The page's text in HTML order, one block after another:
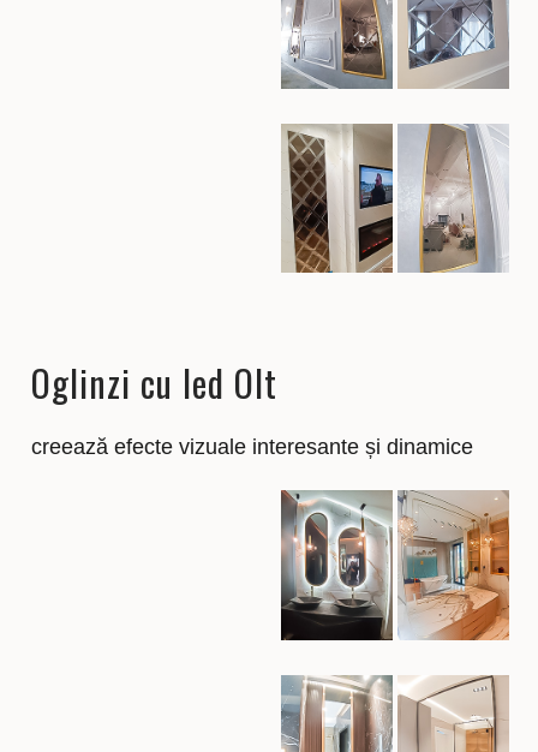
Oglinzi cu led Olt
creează efecte vizuale interesante și dinamice